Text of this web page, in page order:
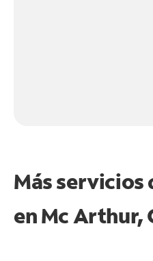
Más servicios
enMc Arthur,